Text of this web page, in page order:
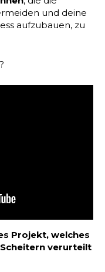
und deine
aufzubauen, zu
Projekt, welches
verurteilt